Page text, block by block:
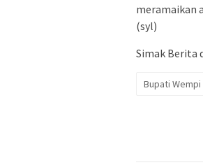
meramaikan
(syl)
Simak Berita
Bupati Wempi